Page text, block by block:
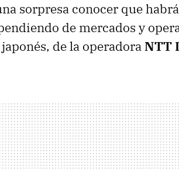
sorpresa conocer que
de mercados y
de la operadoraNTT